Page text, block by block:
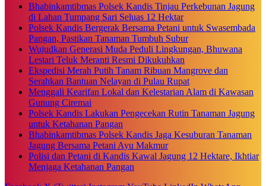
Bhabinkamtibmas Polsek Kandis Tinjau Perkebunan Jagung
di Lahan Tumpang Sari Seluas 12 Hektar
Polsek Kandis Bergerak Bersama Petani untuk Swasembada
Pangan, Pastikan Tanaman Tumbuh Subur
Wujudkan Generasi Muda Peduli Lingkungan, Bhuwana
Lestari Teluk Meranti Resmi Dikukuhkan
Ekspedisi Merah Putih Tanam Ribuan Mangrove dan
Serahkan Bantuan Nelayan di Pulau Rupat
Menggali Kearifan Lokal dan Kelestarian Alam di Kawasan
Gunung Ciremai
Polsek Kandis Lakukan Pengecekan Rutin Tanaman Jagung
untuk Ketahanan Pangan
Bhabinkamtibmas Polsek Kandis Jaga Kesuburan Tanaman
Jagung Bersama Petani Ayu Makmur
Polisi dan Petani di Kandis Kawal Jagung 12 Hektare, Ikhtiar
Menjaga Ketahanan Pangan